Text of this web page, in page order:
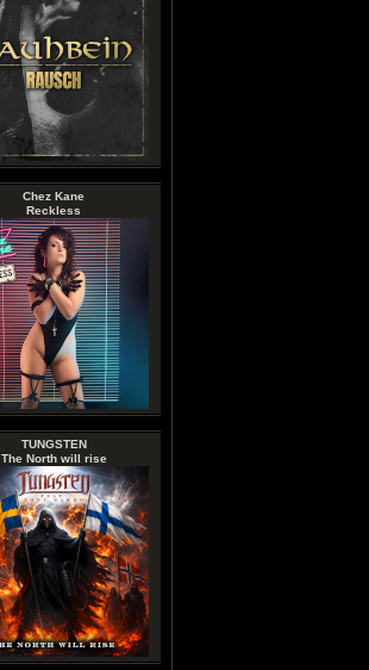
Chez Kane
Reckless
TUNGSTEN
The North will rise